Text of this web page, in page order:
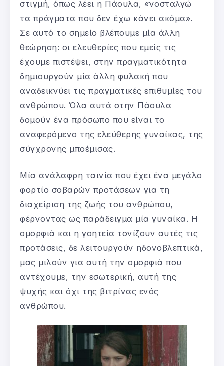
στιγμή, όπως λέει η Πάουλα, «νοσταλγώ
τα πράγματα που δεν έχω κάνει ακόμα».
Σε αυτό το σημείο βλέπουμε μία άλλη
θεώρηση: οι ελευθερίες που εμείς τις
έχουμε πιστέψει, στην πραγματικότητα
δημιουργούν μία άλλη φυλακή που
αναδεικνύει τις πραγματικές επιθυμίες του
ανθρώπου. Όλα αυτά στην Πάουλα
δομούν ένα πρόσωπο που είναι το
αναφερόμενο της ελεύθερης γυναίκας, της
σύγχρονης μποέμισας.
Μία ανάλαφρη ταινία που έχει ένα μεγάλο
φορτίο σοβαρών προτάσεων για τη
διαχείριση της ζωής του ανθρώπου,
φέρνοντας ως παράδειγμα μία γυναίκα. Η
ομορφιά και η γοητεία τονίζουν αυτές τις
προτάσεις, δε λειτουργούν ηδονοβλεπτικά,
μας μιλούν για αυτή την ομορφιά που
αντέχουμε, την εσωτερική, αυτή της
ψυχής και όχι της βιτρίνας ενός
ανθρώπου.